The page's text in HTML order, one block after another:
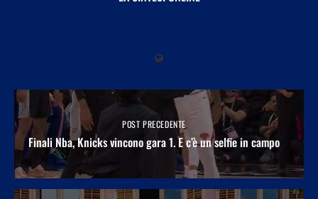
POST PRECEDENTE
Finali Nba, Knicks vincono gara 1. E c’è un selfie in campo